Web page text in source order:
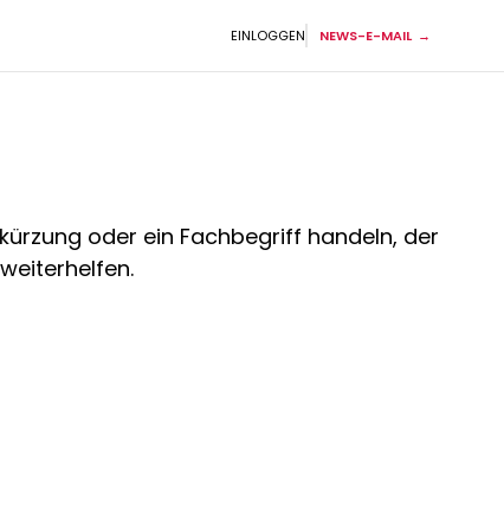
EINLOGGEN NEWS-E-MAIL
oder ein Fachbegriff handeln, der